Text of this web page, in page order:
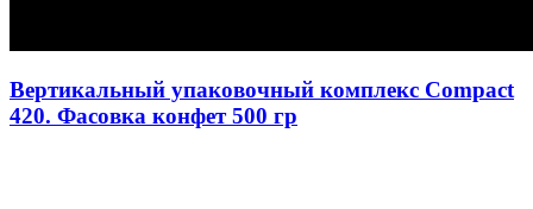
Вертикальный упаковочный комплекс Compact
420. Фасовка конфет 500 гр